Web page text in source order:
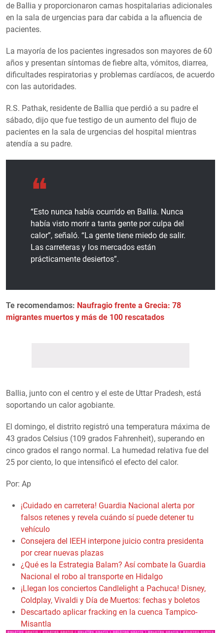
de Ballia y proporcionaron camas hospitalarias adicionales
en la sala de urgencias para dar cabida a la afluencia de
pacientes.
La mayoría de los pacientes ingresados son mayores de 60
años y presentan síntomas de fiebre alta, vómitos, diarrea,
dificultades respiratorias y problemas cardíacos, de acuerdo
con las autoridades.
R.S. Pathak, residente de Ballia que perdió a su padre el
sábado, dijo que fue testigo de un aumento del flujo de
pacientes en la sala de urgencias del hospital mientras
atendía a su padre.
“Esto nunca había ocurrido en Ballia. Nunca
había visto morir a tanta gente por culpa del
calor”, señaló. “La gente tiene miedo de salir.
Las carreteras y los mercados están
prácticamente desiertos”.
Te recomendamos: Naufragio frente a Grecia: 78
migrantes muertos y más de 100 rescatados
Ballia, junto con el centro y el este de Uttar Pradesh, está
soportando un calor agobiante.
El domingo, el distrito registró una temperatura máxima de
43 grados Celsius (109 grados Fahrenheit), superando en
cinco grados el rango normal. La humedad relativa fue del
25 por ciento, lo que intensificó el efecto del calor.
Por: Ap
¡Cuidado en carretera! Guardia Nacional alerta por
falsos retenes y revela cuándo sí puede detener tu
vehículo
Consejera del IEEH interpone juicio contra presidenta
por crear nuevas plazas
¿Qué es la Estrategia Balam? Así combate la Guardia
Nacional el robo al transporte en Hidalgo
¡Llegan los conciertos Candlelight a Pachuca! Disney,
Coldplay, Vivaldi y Día de Muertos: fechas y boletos
Descartado aplicar fracking en la cuenca Tampico-
Misantla